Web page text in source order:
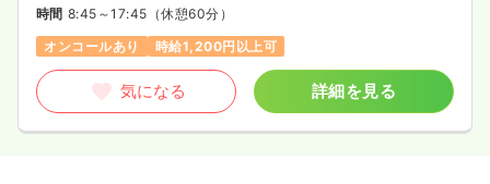
時間 8:45～17:45 （休憩60分）
オンコールあり
時給1,200円以上可
気になる 詳細を見る